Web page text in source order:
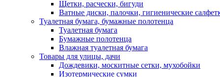
Щетки, расчески, бигуди
Ватные диски, палочки, гигиенические
Туалетная бумага, бумажные полотенца
Туалетная бумага
Бумажные полотенца
Влажная туалетная бумага
Товары для улицы, дачи
Дождевики, москитные сетки, мухобойки
Изотермические сумки